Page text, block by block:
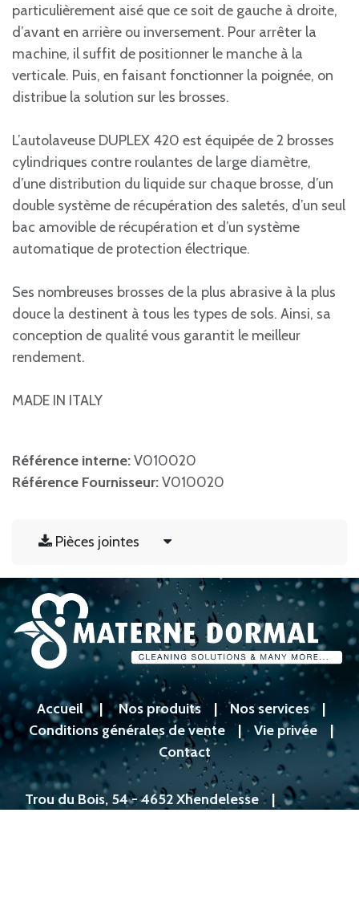
particulièrement aisé que ce soit de gauche à droite,
d’avant en arrière ou inversement. Pour arrêter la
machine, il suffit de positionner le manche à la
verticale. Puis, en faisant fonctionner la poignée, on
distribue la solution sur les brosses.
L’autolaveuse DUPLEX 420 est équipée de 2 brosses
cylindriques contre roulantes de large diamètre,
d’une distribution du liquide sur chaque brosse, d’un
double système de récupération des saletés, d’un seul
bac amovible de récupération et d’un système
automatique de protection électrique.
Ses nombreuses brosses de la plus abrasive à la plus
douce la destinent à tous les types de sols. Ainsi, sa
conception de qualité vous garantit le meilleur
rendement.
MADE IN ITALY
Référence interne:V010020
Référence Fournisseur:V010020
Pièces jointes
Accueil|Nos produits|Nos services|
Conditions générales de vente | Vie privée |
Contact
Trou du Bois, 54 - 4652 Xhendelesse|